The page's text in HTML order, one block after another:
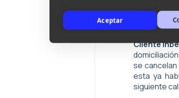
Aceptar
caso es de
plataforma
Cliente
se
esta ya
siguiente